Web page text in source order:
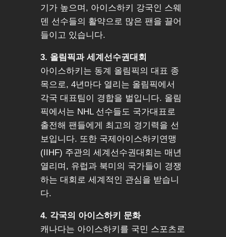
기가 높으며, 아이스하키 강국인 스웨
덴 선수들의 활약으로 많은 팬을 끌어
들이고 있습니다.
3. 올림픽과 세계선수권대회
아이스하키는 동계 올림픽의 대표 종
목으로, 4년마다 열리는 올림픽에서
각국 대표팀이 경합을 벌입니다. 올림
픽에서는 NHL 선수들도 국가대표로
출전해 팬들에게 최고의 경기력을 선
보입니다. 또한 국제아이스하키연맹
(IIHF) 주관의 세계선수권대회는 매년
열리며, 유럽과 북미의 국가들이 경쟁
하는 대회로 세계적인 관심을 받습니
다.
4. 각국의 아이스하키 문화
캐나다는 아이스하키를 국민 스포츠로